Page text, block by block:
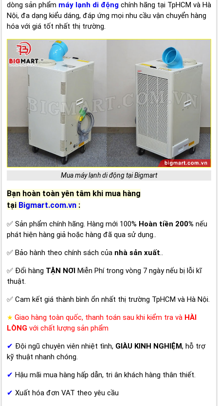
dòng sản phẩm máy lạnh di động chính hãng tại TpHCM và Hà
Nội, đa dạng kiểu dáng, đáp ứng mọi nhu cầu vận chuyển hàng
hóa với giá tốt nhất thị trường.
Mua máy lạnh di động tại Bigmart
Bạn hoàn toàn yên tâm khi mua hàng
tại Bigmart.com.vn :
✅ Sản phẩm chính hãng. Hàng mới 100% Hoàn tiền 200% nếu
phát hiện hàng giả hoặc hàng đã qua sử dụng..
✅ Bảo hành theo chính sách của nhà sản xuất
✅ Đổi hàng TẬN NƠI Miễn Phí trong vòng 7 ngày nếu bị lỗi kĩ
thuật.
✅ Cam kết giá thành bình ổn nhất thị trường TpHCM và Hà Nội.
★ Giao hàng toàn quốc, thanh toán sau khi kiểm tra và HÀI
LÒNG với chất lượng sản phẩm
✔ Đội ngũ chuyên viên nhiệt tình, GIÀU KINH NGHIỆM, hỗ trợ
kỹ thuật nhanh chóng.
✔ Hậu mãi mua hàng hấp dẫn, tri ân khách hàng thân thiết.
✔ Xuất hóa đơn VAT theo yêu cầu